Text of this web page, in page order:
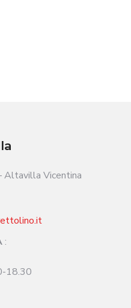
Altavilla Vicentina
:
18.30